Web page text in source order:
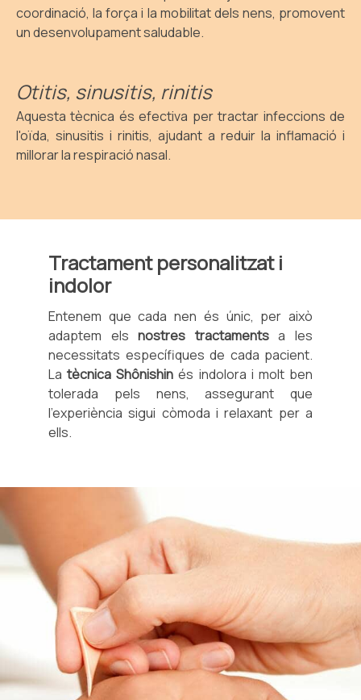
coordinació, la força i la mobilitat dels nens, promovent
un desenvolupament saludable.
Otitis, sinusitis, rinitis
Aquesta tècnica és efectiva per tractar infeccions de
l'oïda, sinusitis i rinitis, ajudant a reduir la inflamació i
millorar la respiració nasal.
Tractament personalitzat i
indolor
Entenem que cada nen és únic, per això
adaptem elsnostres tractamentsa les
necessitats específiques de cada pacient.
Latècnica Shônishinés indolora i molt ben
tolerada pels nens, assegurant que
l'experiència sigui còmoda i relaxant per a
ells.